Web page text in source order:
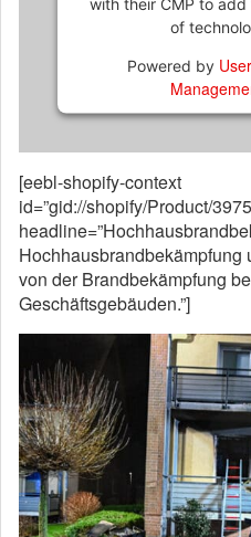
of
Powered by
[eebl-shopify-context
id=”gid://shopify/Product/
Hochhausbrandbekämpfung
von der Brandbekämpfung
Geschäftsgebäuden.”]